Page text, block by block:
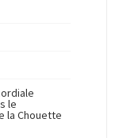
le
la Chouette